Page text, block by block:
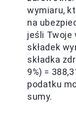
wymiaru,
na
jeśli Twoje
składek
składka
9%) =
podatku
sumy.